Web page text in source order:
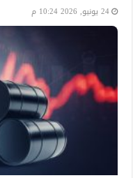
24 يونيو, 2026 10:24 م